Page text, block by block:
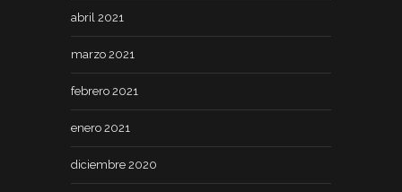
abril 2021
marzo 2021
febrero 2021
enero 2021
diciembre 2020